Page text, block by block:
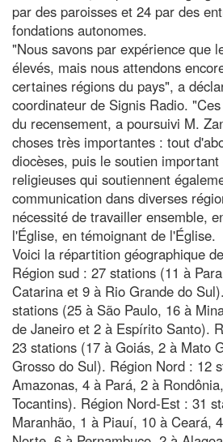
par des paroisses et 24 par des
fondations autonomes.
"Nous savons par expérience que
élevés, mais nous attendons
certaines régions du pays", a
coordinateur de Signis Radio.
du recensement, a poursuivi M.
choses très importantes : tout
diocèses, puis le soutien
religieuses qui soutiennent
communication dans diverses
nécessité de travailler ensemble,
l'Église, en témoignant de l'Église.
Voici la répartition géographique
Région sud : 27 stations (11 à
Catarina et 9 à Rio Grande do
stations (25 à São Paulo, 16 à
de Janeiro et 2 à Espírito Santo).
23 stations (17 à Goiás, 2 à Mato
Grosso do Sul). Région Nord : 12
Amazonas, 4 à Pará, 2 à
Tocantins). Région Nord-Est : 31
Maranhão, 1 à Piauí, 10 à Ceará,